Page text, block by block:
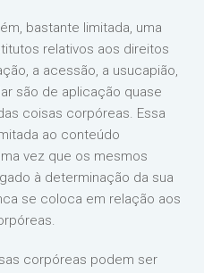
bastante limitada, uma
relativos aos direitos
a acessão, a usucapião,
são de aplicação quase
coisas corpóreas. Essa
ao conteúdo
vez que os mesmos
à determinação da sua
se coloca em relação aos
corpóreas podem ser